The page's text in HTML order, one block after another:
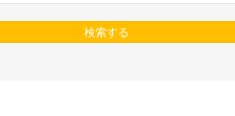
検索する